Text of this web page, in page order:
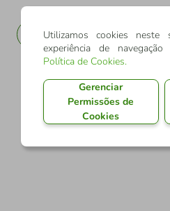
EN
Utilizamos cookies
experiência de
Política de Cookies.
Gerenciar
Permissões de
Cookies